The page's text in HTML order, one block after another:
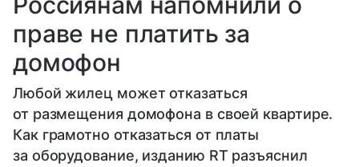
праве не платить за
домофон
Любой жилец может отказаться
от размещения домофона в своей квартире.
Как грамотно отказаться от платы
за оборудование, изданию RT разъяснил